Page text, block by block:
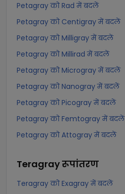
Petagray को Rad में बदलें
Petagray को Centigray में बदलें
Petagray को Milligray में बदलें
Petagray को Millirad में बदलें
Petagray को Microgray में बदलें
Petagray को Nanogray में बदलें
Petagray को Picogray में बदलें
Petagray को Femtogray में बदलें
Petagray को Attogray में बदलें
Teragrayरूपांतरण
Teragray को Exagray में बदलें